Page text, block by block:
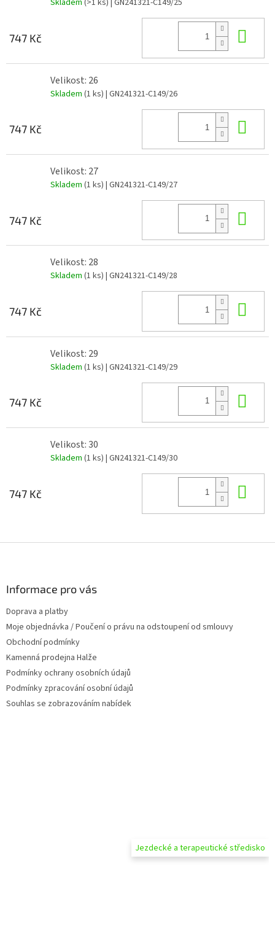
Skladem (>1 ks) | GN241321-C149/25
747 Kč
Velikost: 26
Skladem (1 ks) | GN241321-C149/26
747 Kč
Velikost: 27
Skladem (1 ks) | GN241321-C149/27
747 Kč
Velikost: 28
Skladem (1 ks) | GN241321-C149/28
747 Kč
Velikost: 29
Skladem (1 ks) | GN241321-C149/29
747 Kč
Velikost: 30
Skladem (1 ks) | GN241321-C149/30
747 Kč
Informace pro vás
Doprava a platby
Moje objednávka / Poučení o právu na odstoupení od smlouvy
Obchodní podmínky
Kamenná prodejna Halže
Podmínky ochrany osobních údajů
Podmínky zpracování osobní údajů
Souhlas se zobrazováním nabídek
Jezdecké a terapeutické středisko